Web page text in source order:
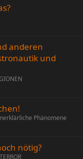
anderen
und
Phänomene
nötig?